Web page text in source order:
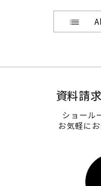
資料請
ショール
お気軽に